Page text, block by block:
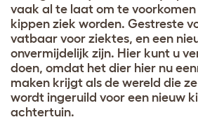
vaak al te laat om te
kippen ziek worden. Gestreste
vatbaar voor ziektes, en een
onvermijdelijk zijn. Hier kunt u
doen, omdat het dier hier nu
maken krijgt als de wereld die
wordt ingeruild voor een nieuw
achtertuin.